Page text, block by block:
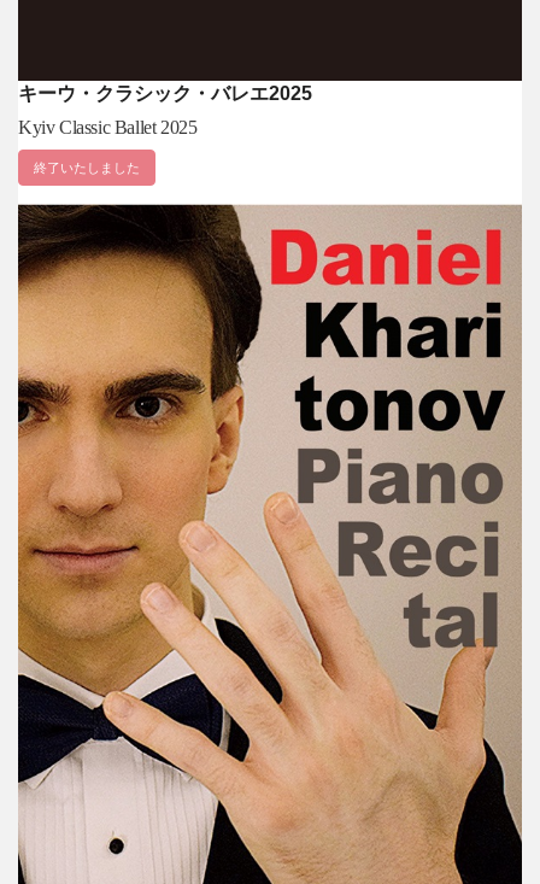
キーウ・クラシック・バレエ2025
Kyiv Classic Ballet 2025
終了いたしました